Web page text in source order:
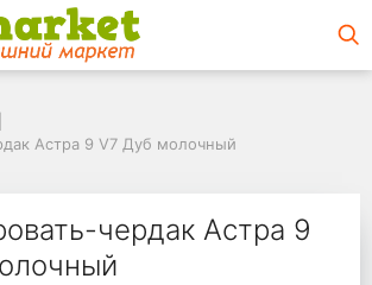
Астра 9 V7 Дуб молочный
кровать-
Астра 9 V7 Дуб молочный
чердак Астра 9